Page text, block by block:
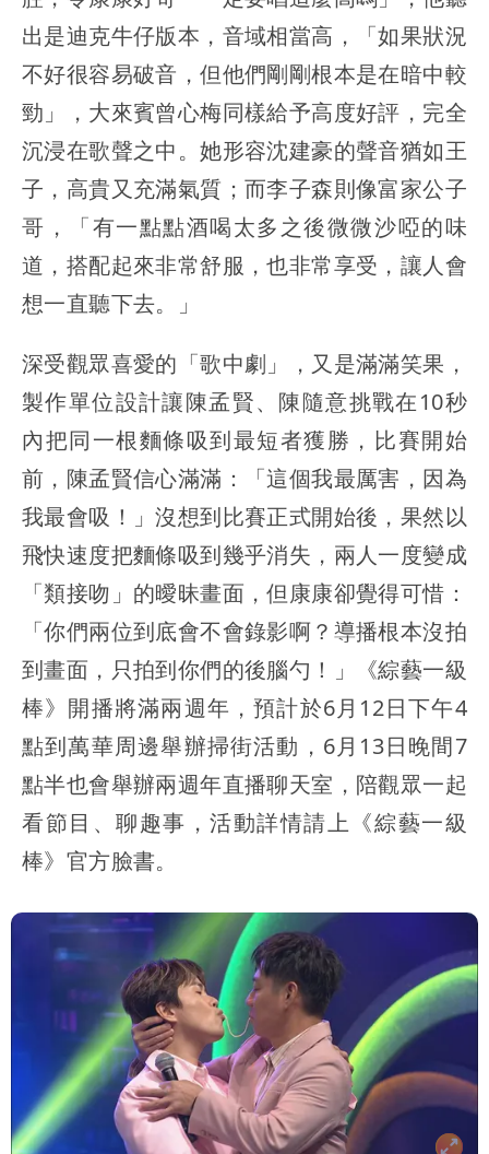
出是迪克牛仔版本，音域相當高，「如果狀況
不好很容易破音，但他們剛剛根本是在暗中較
勁」，大來賓曾心梅同樣給予高度好評，完全
沉浸在歌聲之中。她形容沈建豪的聲音猶如王
子，高貴又充滿氣質；而李子森則像富家公子
哥，「有一點點酒喝太多之後微微沙啞的味
道，搭配起來非常舒服，也非常享受，讓人會
想一直聽下去。」
深受觀眾喜愛的「歌中劇」，又是滿滿笑果，
製作單位設計讓陳孟賢、陳隨意挑戰在10秒
內把同一根麵條吸到最短者獲勝，比賽開始
前，陳孟賢信心滿滿：「這個我最厲害，因為
我最會吸！」沒想到比賽正式開始後，果然以
飛快速度把麵條吸到幾乎消失，兩人一度變成
「類接吻」的曖昧畫面，但康康卻覺得可惜：
「你們兩位到底會不會錄影啊？導播根本沒拍
到畫面，只拍到你們的後腦勺！」《綜藝一級
棒》開播將滿兩週年，預計於6月12日下午4
點到萬華周邊舉辦掃街活動，6月13日晚間7
點半也會舉辦兩週年直播聊天室，陪觀眾一起
看節目、聊趣事，活動詳情請上《綜藝一級
棒》官方臉書。